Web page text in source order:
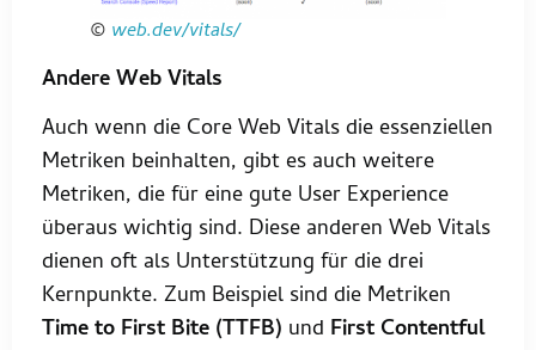
© web.dev/vitals/
Andere Web Vitals
Auch wenn die Core Web Vitals die essenziellen
Metriken beinhalten, gibt es auch weitere
Metriken, die für eine gute User Experience
überaus wichtig sind. Diese anderen Web Vitals
dienen oft als Unterstützung für die drei
Kernpunkte. Zum Beispiel sind die Metriken
Time to First Bite (TTFB) und First Contentful